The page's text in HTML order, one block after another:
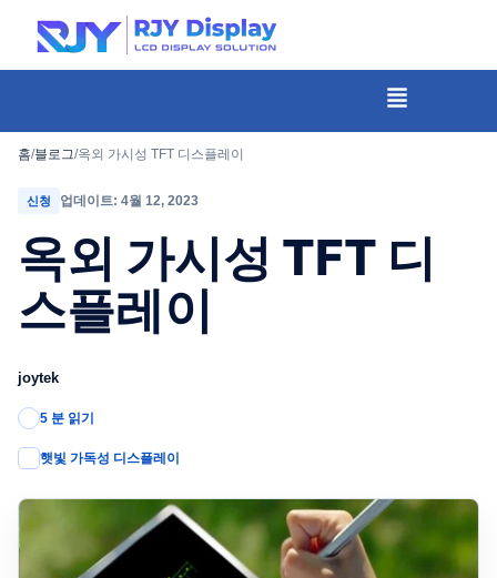
메
뉴
홈/블로그/옥외 가시성 TFT 디스플레이
신청 업데이트: 4월 12, 2023
옥외 가시성 TFT 디
스플레이
joytek
5 분 읽기
햇빛 가독성 디스플레이